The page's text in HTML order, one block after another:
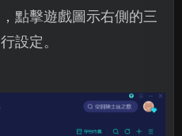
點擊遊戲圖示右側的三
設定。